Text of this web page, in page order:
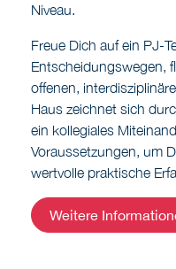
Entscheidungswegen,
Haus zeichnet sich
ein kollegiales
Voraussetzungen, um
wertvolle praktische
Weitere